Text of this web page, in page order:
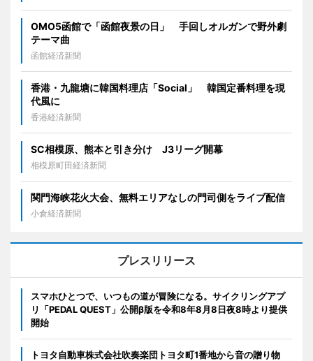
OMO5函館で「函館夜景の日」 手回しオルガンで野外劇
テーマ曲
函館経済新聞
香港・九龍塘に韓国料理店「Social」 韓国定番料理を現
代風に
香港経済新聞
SC相模原、熊本と引き分け J3リーグ開幕
相模原町田経済新聞
関門海峡花火大会、無料エリアなしの門司側をライブ配信
小倉経済新聞
プレスリリース
スマホひとつで、いつもの道が冒険になる。サイクリングアプ
リ「PEDAL QUEST」公開β版を令和8年8月8日夜8時より提供
開始
トヨタ自動車株式会社吹奏楽団トヨタ町1番地から音の贈り物